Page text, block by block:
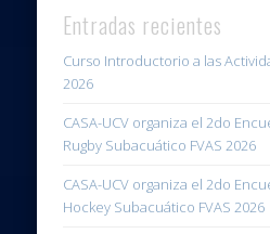
Entradas recientes
Curso Introductorio a las
2026
CASA-UCV organiza el 2do
Rugby Subacuático FVAS 2026
CASA-UCV organiza el 2do
Hockey Subacuático FVAS 2026